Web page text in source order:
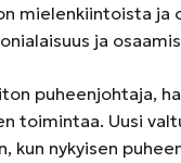
mielenkiintoista ja
ja
puheenjohtaja,
toimintaa. Uusi
nykyisen